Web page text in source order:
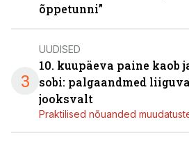
õppetunni”
3
UUDISED
10. kuupäeva paine kaob
sobi: palgaandmed
jooksvalt
Praktilised nõuanded